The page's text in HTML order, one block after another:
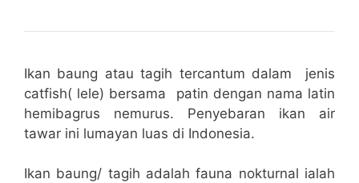
Ikan baung atau tagih tercantum dalam jenis
catfish( lele) bersama patin dengan nama latin
hemibagrus nemurus. Penyebaran ikan air
tawar ini lumayan luas di Indonesia.
Ikan baung/ tagih adalah fauna nokturnal ialah